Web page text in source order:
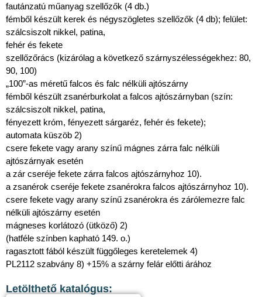
fautánzatú műanyag szellőzők (4 db.)
fémből készült kerek és négyszögletes szellőzők (4 db); felület:
szálcsiszolt nikkel, patina,
fehér és fekete
szellőzőrács (kizárólag a következő szárnyszélességekhez: 80,
90, 100)
„100”-as méretű falcos és falc nélküli ajtószárny
fémből készült zsanérburkolat a falcos ajtószárnyban (szín:
szálcsiszolt nikkel, patina,
fényezett króm, fényezett sárgaréz, fehér és fekete);
automata küszöb 2)
csere fekete vagy arany színű mágnes zárra falc nélküli
ajtószárnyak esetén
a zár cseréje fekete zárra falcos ajtószárnyhoz 10).
a zsanérok cseréje fekete zsanérokra falcos ajtószárnyhoz 10).
csere fekete vagy arany színű zsanérokra és zárólemezre falc
nélküli ajtószárny esetén
mágneses korlátozó (ütköző) 2)
(hatféle színben kapható 149. o.)
ragasztott fából készült függőleges keretelemek 4)
PL2112 szabvány 8) +15% a szárny felár előtti árához
Letölthető katalógus: